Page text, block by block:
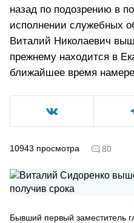
назад по подозрению в
исполнении служебных
Виталий Николаевич
прежнему находится в
ближайшее время
10943 просмотра 80
Бывший первый заместитель